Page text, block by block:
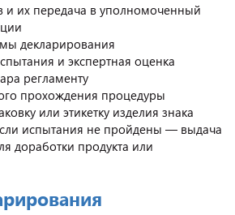
и их передача в уполномоченный
декларирования
и экспертная оценка
регламенту
прохождения процедуры
или этикетку изделия знака
испытания не пройдены — выдача
доработки продукта или